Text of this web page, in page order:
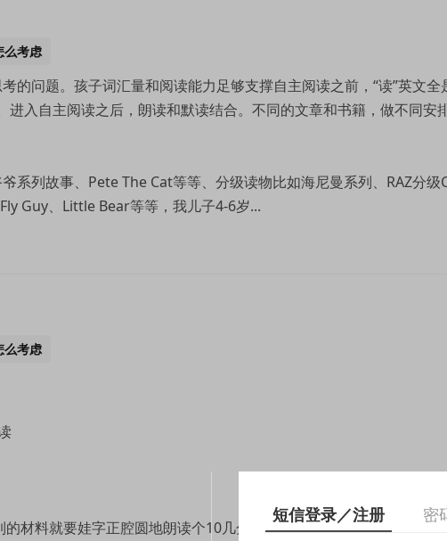
么考虑
的问题。孩子词汇量和阅读能力足够支撑自主阅读之前，“读”英文全
进入自主阅读之后，朗读和默读结合。不同的文章和书籍，做不同安
系列故事、Pete The Cat等等、分级读物比如海尼曼系列、RAZ分级
Guy、Little Bear等等，我儿子4-6岁...
么考虑
材料就要娃字正腔圆地朗读个10几分钟，娃的喉咙其实很累的。至